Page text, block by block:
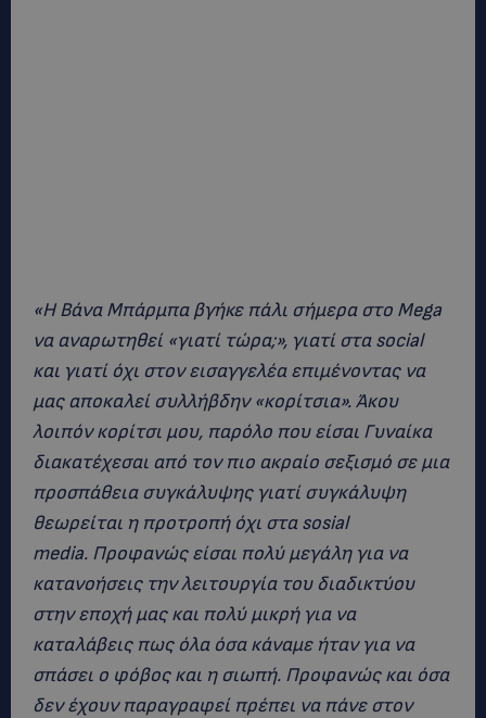
«Η Βάνα Μπάρμπα βγήκε πάλι σήμερα στο Mega
να αναρωτηθεί «γιατί τώρα;», γιατί στα social
και γιατί όχι στον εισαγγελέα επιμένοντας να
μας αποκαλεί συλλήβδην «κορίτσια». Άκου
λοιπόν κορίτσι μου, παρόλο που είσαι Γυναίκα
διακατέχεσαι από τον πιο ακραίο σεξισμό σε μια
προσπάθεια συγκάλυψης γιατί συγκάλυψη
θεωρείται η προτροπή όχι στα sosial
media. Προφανώς είσαι πολύ μεγάλη για να
κατανοήσεις την λειτουργία του διαδικτύου
στην εποχή μας και πολύ μικρή για να
καταλάβεις πως όλα όσα κάναμε ήταν για να
σπάσει ο φόβος και η σιωπή. Προφανώς και όσα
δεν έχουν παραγραφεί πρέπει να πάνε στον